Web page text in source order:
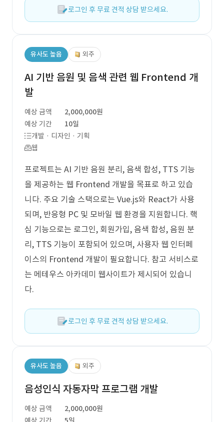
로그인 후 무료 견적 상담 받으세요.
유사도 높음 외주
AI 기반 음원 및 음색 관련 웹 Frontend 개
발
예상 금액
2,000,000원
예상 기간
10일
개발 · 디자인 · 기획
웹
프로젝트는 AI 기반 음원 분리, 음색 합성, TTS 기능
을 제공하는 웹 Frontend 개발을 목표로 하고 있습
니다. 주요 기술 스택으로는 Vue.js와 React가 사용
되며, 반응형 PC 및 모바일 웹 환경을 지원합니다. 핵
심 기능으로는 로그인, 회원가입, 음색 합성, 음원 분
리, TTS 기능이 포함되어 있으며, 사용자 웹 인터페
이스의 Frontend 개발이 필요합니다. 참고 서비스로
는 메테우스 아카데미 웹사이트가 제시되어 있습니
다.
로그인 후 무료 견적 상담 받으세요.
유사도 높음 외주
음성인식 자동자막 프로그램 개발
예상 금액
2,000,000원